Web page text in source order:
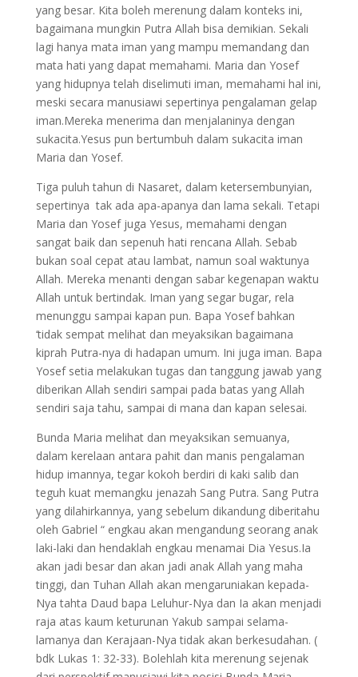
yang besar. Kita boleh merenung dalam konteks ini,
bagaimana mungkin Putra Allah bisa demikian. Sekali
lagi hanya mata iman yang mampu memandang dan
mata hati yang dapat memahami. Maria dan Yosef
yang hidupnya telah diselimuti iman, memahami hal ini,
meski secara manusiawi sepertinya pengalaman gelap
iman.Mereka menerima dan menjalaninya dengan
sukacita.Yesus pun bertumbuh dalam sukacita iman
Maria dan Yosef.
Tiga puluh tahun di Nasaret, dalam ketersembunyian,
sepertinya tak ada apa-apanya dan lama sekali. Tetapi
Maria dan Yosef juga Yesus, memahami dengan
sangat baik dan sepenuh hati rencana Allah. Sebab
bukan soal cepat atau lambat, namun soal waktunya
Allah. Mereka menanti dengan sabar kegenapan waktu
Allah untuk bertindak. Iman yang segar bugar, rela
menunggu sampai kapan pun. Bapa Yosef bahkan
‘tidak sempat melihat dan meyaksikan bagaimana
kiprah Putra-nya di hadapan umum. Ini juga iman. Bapa
Yosef setia melakukan tugas dan tanggung jawab yang
diberikan Allah sendiri sampai pada batas yang Allah
sendiri saja tahu, sampai di mana dan kapan selesai.
Bunda Maria melihat dan meyaksikan semuanya,
dalam kerelaan antara pahit dan manis pengalaman
hidup imannya, tegar kokoh berdiri di kaki salib dan
teguh kuat memangku jenazah Sang Putra. Sang Putra
yang dilahirkannya, yang sebelum dikandung diberitahu
oleh Gabriel “ engkau akan mengandung seorang anak
laki-laki dan hendaklah engkau menamai Dia Yesus.Ia
akan jadi besar dan akan jadi anak Allah yang maha
tinggi, dan Tuhan Allah akan mengaruniakan kepada-
Nya tahta Daud bapa Leluhur-Nya dan Ia akan menjadi
raja atas kaum keturunan Yakub sampai selama-
lamanya dan Kerajaan-Nya tidak akan berkesudahan. (
bdk Lukas 1: 32-33). Bolehlah kita merenung sejenak